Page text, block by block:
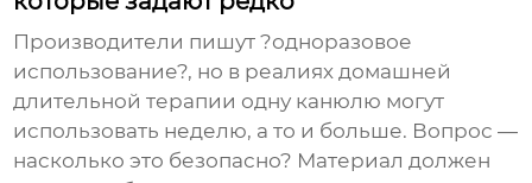
Производители пишут ?одноразовое
использование?, но в реалиях домашней
длительной терапии одну канюлю могут
использовать неделю, а то и больше. Вопрос —
насколько это безопасно? Материал должен